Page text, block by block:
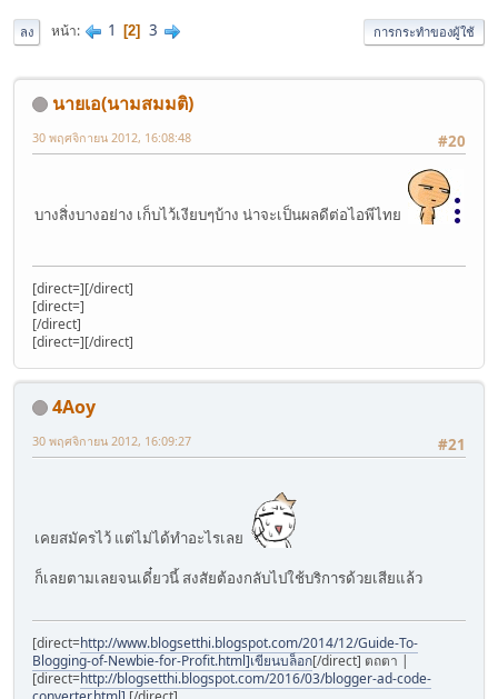
ลง หน้า 1 2 3 การกระทำของผู้ใช้
นายเอ(นามสมมติ)
#20
30 พฤศจิกายน 2012, 16:08:48
บางสิ่งบางอย่าง เก็บไว้เงียบๆบ้าง น่าจะเป็นผลดีต่อไอพีไทย
[direct=][/direct]
[direct=]
[/direct]
[direct=][/direct]
4Aoy
#21
30 พฤศจิกายน 2012, 16:09:27
เคยสมัครไว้ แต่ไม่ได้ทำอะไรเลย
ก็เลยตามเลยจนเดี๋ยวนี้ สงสัยต้องกลับไปใช้บริการด้วยเสียแล้ว
[direct=http://www.blogsetthi.blogspot.com/2014/12/Guide-To-
Blogging-of-Newbie-for-Profit.html]เขียนบล็อก[/direct] ตถตา |
[direct=http://blogsetthi.blogspot.com/2016/03/blogger-ad-code-